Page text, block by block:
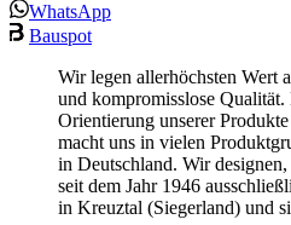
WhatsApp
Bauspot
Wir legen allerhöchsten Wert
und kompromisslose Qualität.
Orientierung unserer
macht uns in vielen
in Deutschland. Wir
seit dem Jahr 1946
in Kreuztal (Siegerland) und